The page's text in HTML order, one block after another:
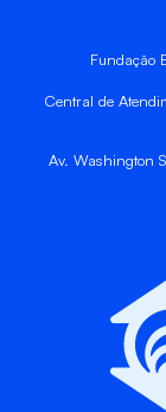
Fundação
Central de
Av. Washington